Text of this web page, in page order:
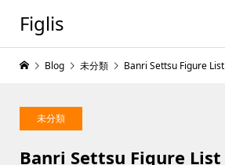
Figlis
未分類
Banri Settsu Figure List
Blog 未分類 Banri Settsu Figure List